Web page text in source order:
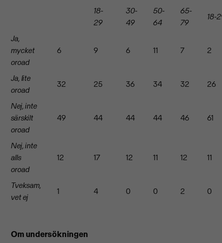
18-
29
30-
49
50-
64
65-
79
18-
Ja,
mycket
oroad
6 9 6 11 7 2
Ja, lite
oroad
32 25 36 34 32 26
Nej, inte
särskilt
oroad
49 44 44 44 46 61
Nej, inte
alls
oroad
12 17 12 11 12 11
Tveksam,
vet ej
1 4 0 0 2 0
Om undersökningen